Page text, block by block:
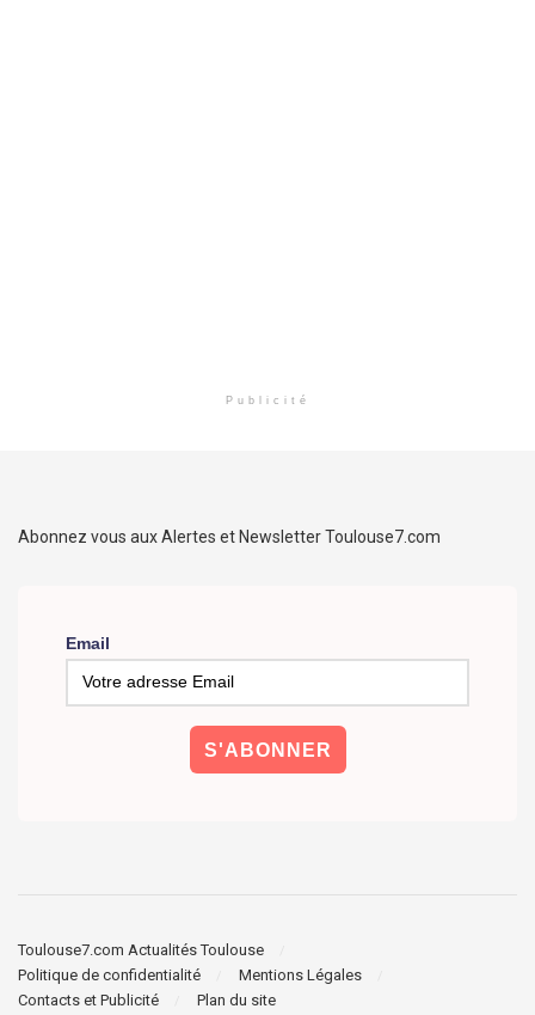
Publicité
Abonnez vous aux Alertes et Newsletter Toulouse7.com
Email
Toulouse7.com Actualités Toulouse
Politique de confidentialité
Mentions Légales
Contacts et Publicité
Plan du site